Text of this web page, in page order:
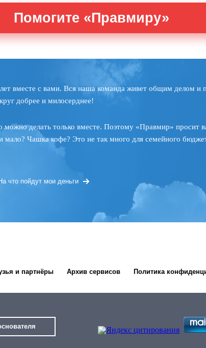
Помогите «Правмиру»
вместе с вами. Вся наша команда живет общим делом и
добрее и милосерднее!
можно делать только вместе. Поэтому «Правмир» просит
мало? Чашка кофе? Это не так много для семейного
что пойдут мои деньги
и партнёры Архив сервисов Политика